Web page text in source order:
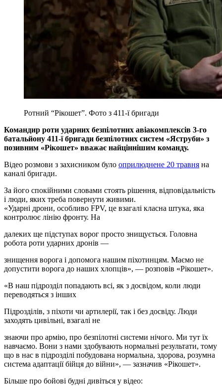
Ротний “Рікошет”. Фото з 411-ї бригади
Командир роти ударних безпілотних авіакомплексів 3-го
батальйону 411-ї бригади безпілотних систем «Яструби» з
позивним «Рікошет» вважає найціннішим команду.
Відео розмови з захисником було оприлюднене 20 травня на
каналі бригади.
За його спокійними словами стоять рішення, відповідальність
і люди, яких треба повернути живими.
«Ударні дрони, особливо FPV, це взагалі класна штука, яка
контролює лінію фронту. На
далеких ще підступах ворог просто знищується. Головна
робота роти ударних дронів —
знищення ворога і допомога нашим піхотинцям. Маємо не
допустити ворога до наших хлопців», — розповів «Рікошет».
«В наш підрозділ попадають всі, як з досвідом, коли люди
переводяться з інших
Підрозділів, з піхоти чи артилерії, так і без досвіду. Люди
заходять цивільні, взагалі не
знаючи про армію, про безпілотні системи нічого. Ми тут їх
навчаємо. Вони з нами здобувають нормальні результати, тому
що в нас в підрозділі побудована нормальна, здорова, розумна
система адаптації бійця до війни», — зазначив «Рікошет».
Більше про бойові будні дивіться у відео: